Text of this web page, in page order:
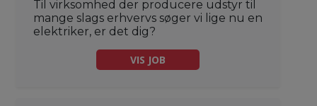
Til virksomhed der producere udstyr til
mange slags erhvervs søger vi lige nu en
elektriker, er det dig?
VIS JOB